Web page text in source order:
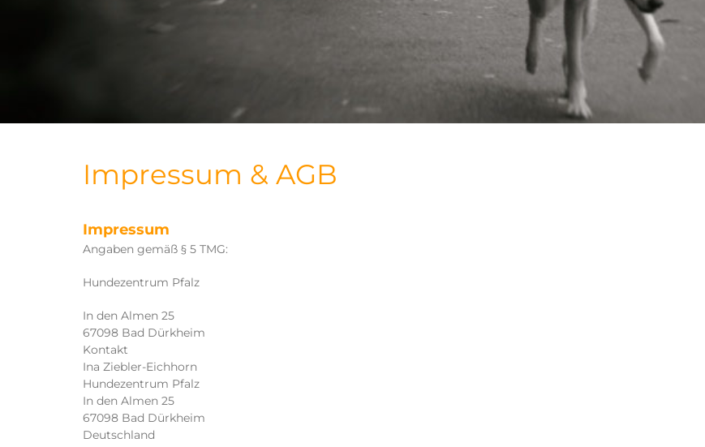
Impressum & AGB
Impressum
Angaben gemäß § 5 TMG:
Hundezentrum Pfalz
In den Almen 25
67098 Bad Dürkheim
Kontakt
Ina Ziebler-Eichhorn
Hundezentrum Pfalz
In den Almen 25
67098 Bad Dürkheim
Deutschland